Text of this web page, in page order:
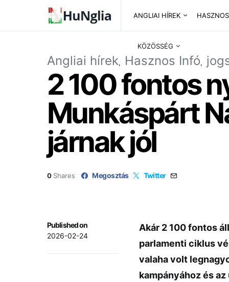
ANGLIAI HÍREK
KÖZÖSSÉG
Angliai hírek Hasznos Infó
2 100 fontos
Munkáspárt
járnak jól
0 Shares Megosztás Twitter
Published on
2026-02-24
Akár 2 100 fontos
parlamenti ciklus
valaha volt
kampányához és